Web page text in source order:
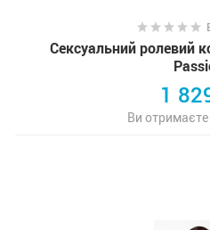
Сексуальний ролевий
1
Ви отримаєте